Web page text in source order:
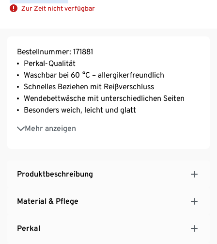
Zur Zeit nicht verfügbar
Bestellnummer: 171881
Perkal-Qualität
Waschbar bei 60 °C – allergikerfreundlich
Schnelles Beziehen mit Reißverschluss
Wendebettwäsche mit unterschiedlichen Seiten
Besonders weich, leicht und glatt
Mehr anzeigen
Feine, dicht gewebte Qualität
Temperaturausgleichend und saugfähig
Produktbeschreibung
Material & Pflege
Perkal